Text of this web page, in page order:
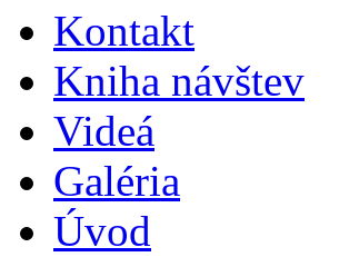
Kontakt
Kniha návštev
Videá
Galéria
Úvod